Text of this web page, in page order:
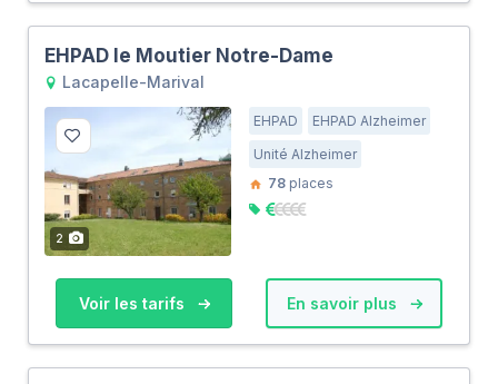
EHPAD le Moutier Notre-Dame
Lacapelle-Marival
2
EHPAD
EHPAD Alzheimer
Unité Alzheimer
78 places
Voir les tarifs En savoir plus